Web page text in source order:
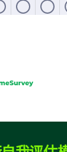
与生活平衡